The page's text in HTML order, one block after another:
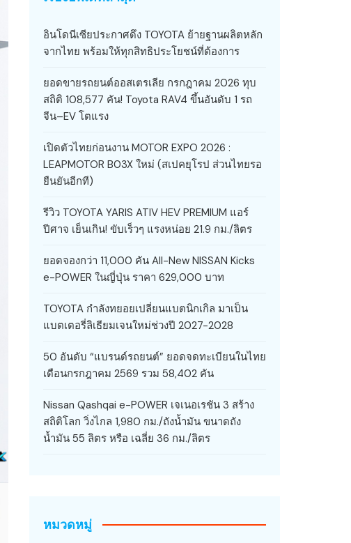
อินโดนีเซียประกาศดึง TOYOTA ย้ายฐานผลิตหลัก
จากไทย พร้อมให้ทุกสิทธิประโยชน์ที่ต้องการ
ยอดขายรถยนต์ออสเตรเลีย กรกฎาคม 2026 ทุบ
สถิติ 108,577 คัน! Toyota RAV4 ขึ้นอันดับ 1 รถ
จีน–EV โตแรง
เปิดตัวไทยก่อนงาน MOTOR EXPO 2026 :
LEAPMOTOR B03X ใหม่ (สเปคยุโรป ส่วนไทยรอ
ยืนยันอีกที)
รีวิว TOYOTA YARIS ATIV HEV PREMIUM แอร์
ปีศาจ เย็นเกิน! ขับเร็วๆ แรงหน่อย 21.9 กม./ลิตร
ยอดจองกว่า 11,000 คัน All-New NISSAN Kicks
e-POWER ในญี่ปุ่น ราคา 629,000 บาท
TOYOTA กำลังทยอยเปลี่ยนแบตนิกเกิล มาเป็น
แบตเตอรี่ลิเธียมเจนใหม่ช่วงปี 2027-2028
50 อันดับ “แบรนด์รถยนต์” ยอดจดทะเบียนในไทย
เดือนกรกฎาคม 2569 รวม 58,402 คัน
Nissan Qashqai e-POWER เจเนอเรชัน 3 สร้าง
สถิติโลก วิ่งไกล 1,980 กม./ถังน้ำมัน ขนาดถัง
น้ำมัน 55 ลิตร หรือ เฉลี่ย 36 กม./ลิตร
หมวดหมู่